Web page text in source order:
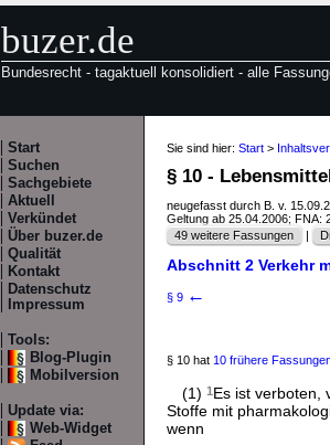
buzer.de
Bundesrecht - tagaktuell konsolidiert - alle
Start
Suchen
Sachgebiete
Aktuell
Verkündet
Über buzer.de
Qualität
Kontakt
Datenschutz
Impressum
Tools:
Blog-Plugin
Mobilversion
Update via:
Web-Widget
Sie sind hier: Start >
§ 10 -
neugefasst durch B. v.
Geltung ab 25.04.2006; FNA:
49 weitere Fassungen
|
Abschnitt 2 Verkehr
§ 9 ←
§ 10 hat 10 frühere
(1) 1Es ist verboten,
Stoffe mit
wenn